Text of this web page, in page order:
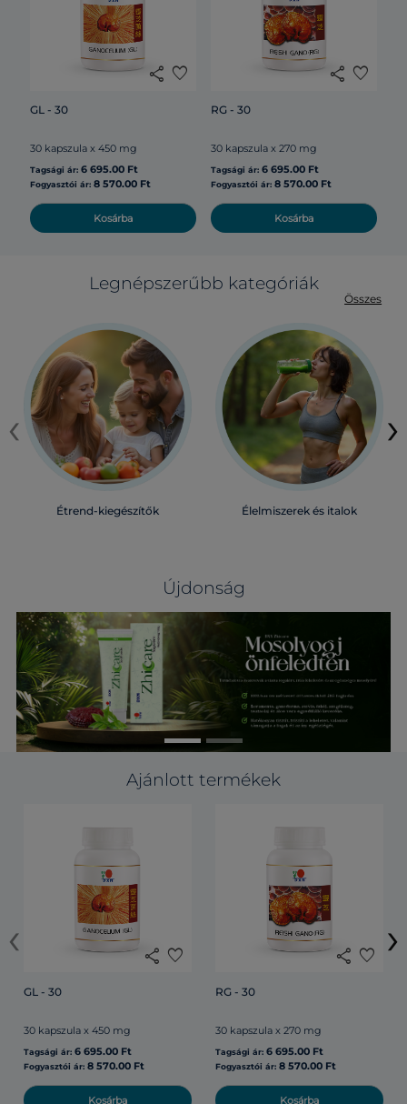
share favorite
GL - 30
30 kapszula x 450 mg
Tagsági ár:6 695.00 Ft
Fogyasztói ár:8 570.00 Ft
Kosárba
share favorite
RG - 30
30 kapszula x 270 mg
Tagsági ár: 6 695.00 Ft
Fogyasztói ár: 8 570.00 Ft
Kosárba
Legnépszerűbb kategóriák
Összes
Étrend-kiegészítők Élelmiszerek és italok
‹ ›
Újdonság
Ajánlott termékek
share favorite
GL - 30
30 kapszula x 450 mg
Tagsági ár: 6 695.00 Ft
Fogyasztói ár: 8 570.00 Ft
Kosárba
share favorite
RG - 30
30 kapszula x 270 mg
Tagsági ár:6 695.00 Ft
Fogyasztói ár:8 570.00 Ft
Kosárba
‹ ›